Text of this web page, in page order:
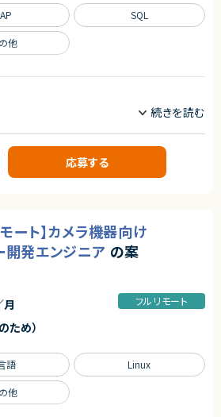
も関われるため、技術力・設計力をさらに磨
に推進できるエンジニアに最適な案件です！
規プロダクト強化に伴う体制増強
たはそれに準ずる立場でプロダクト開発を推進
）
、プロダクトの企画立案からリリース・改善ま
働し、要件定義・仕様調整・開発進行を行った
立案・検証・改善を回してきた実務経験
プを設計・運用し、意思決定に活用してきた経
クト開発・グロースへの関与経験
がからむプロダクトの開発経験（金融・本人確
を満たしながら設計・運用した経験）
ダクトに向き合い、チームを巻き込みながら
データ活用基盤の構築・運用を行うプロジェク
刷新に伴い、既存帳票出力ロジックのリプレ
および帳票出力ロジックの調査、分析
らDatabricksへのデータ連携方式の設計
計および設計書作成
ータ基盤および帳票出力基盤の構築
目黒へ出社）
SQL
他
応募する
ート】カメラ機器向け
開発エンジニア の案
月
ため）
フルリモート
語 Linux
他